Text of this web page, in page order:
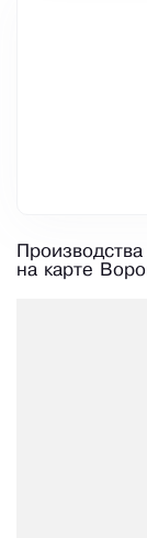
на карте